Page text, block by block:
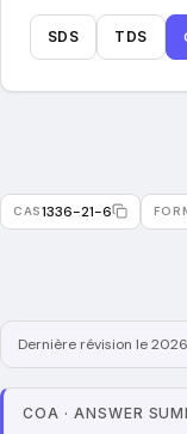
SDS TDS
CAS1336-21-6
Dernière révision le
COA · ANSWER